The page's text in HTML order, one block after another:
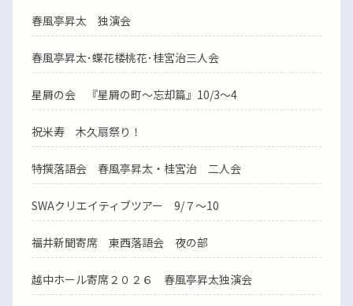
春風亭昇太 独演会
春風亭昇太･蝶花楼桃花･桂宮治三人会
星屑の会 『星屑の町～忘却篇』10/3～4
祝米寿 木久扇祭り！
特撰落語会 春風亭昇太・桂宮治 二人会
SWAクリエイティブツアー 9/７～10
福井新聞寄席 東西落語会 夜の部
越中ホール寄席２０２６ 春風亭昇太独演会